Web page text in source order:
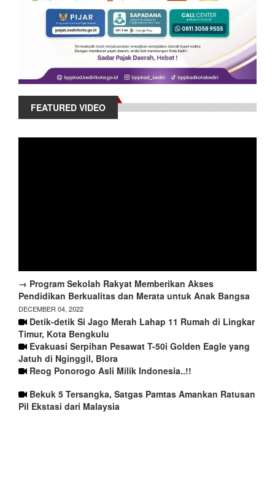
FEATURED VIDEO
→ Program Sekolah Rakyat Memberikan Akses
Pendidikan Berkualitas dan Merata untuk Anak Bangsa
DECEMBER 04, 2022
Detik-detik Si Jago Merah Lahap 11 Rumah di Lingkar
Timur, Kota Bengkulu
Evakuasi Serpihan Pesawat T-50i Golden Eagle yang
Jatuh di Nginggil, Blora
Reog Ponorogo Asli Milik Indonesia..!!
Bekuk 5 Tersangka, Satgas Pamtas Amankan Ratusan
Pil Ekstasi dari Malaysia